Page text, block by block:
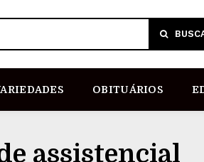
OBITUÁRIOS
assistencial